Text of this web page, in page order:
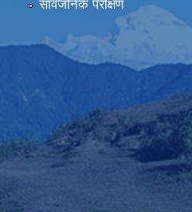
सार्वजनिक परीक्षण